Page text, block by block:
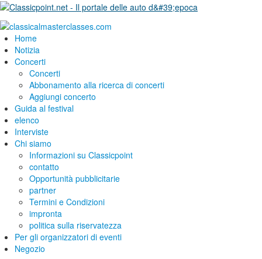
Home
Notizia
Concerti
Concerti
Abbonamento alla ricerca di concerti
Aggiungi concerto
Guida al festival
elenco
Interviste
Chi siamo
Informazioni su Classicpoint
contatto
Opportunità pubblicitarie
partner
Termini e Condizioni
impronta
politica sulla riservatezza
Per gli organizzatori di eventi
Negozio